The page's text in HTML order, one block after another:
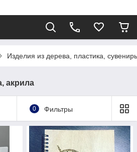
Изделия из дерева, пластика,
акрила
0 Фильтры